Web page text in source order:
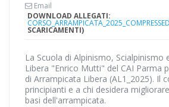
Email
DOWNLOAD ALLEGATI:
SCARICAMENTI)
La Scuola di Alpinismo, Scialpinismo
Libera "Enrico Mutti" del CAI Parma
di Arrampicata Libera (AL1_2025). Il
principianti e a chi desidera
basi dell'arrampicata.